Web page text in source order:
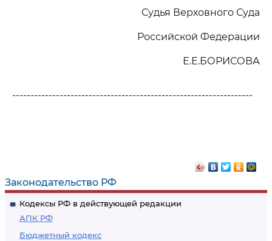
Законодательство РФ
Кодексы РФ в действующей редакции
АПК РФ
Бюджетный кодекс
Судья Верховного Суда
Российской Федерации
Е.Е.БОРИСОВА
------------------------------------------------------------------